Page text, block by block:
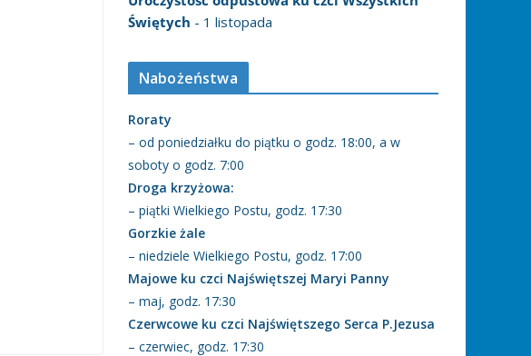
Świętych - 1 listopada
Nabożeństwa
Roraty
– od poniedziałku do piątku o godz. 18:00, a w
soboty o godz. 7:00
Droga krzyżowa:
– piątki Wielkiego Postu, godz. 17:30
Gorzkie żale
– niedziele Wielkiego Postu, godz. 17:00
Majowe ku czci Najświętszej Maryi Panny
– maj, godz. 17:30
Czerwcowe ku czci Najświętszego Serca P.Jezusa
– czerwiec, godz. 17:30